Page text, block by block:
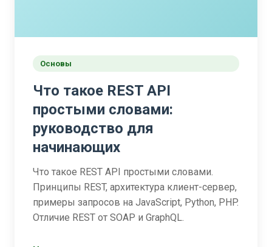
Основы
Что такое REST API
простыми словами:
руководство для
начинающих
Что такое REST API простыми словами.
Принципы REST, архитектура клиент-сервер,
примеры запросов на JavaScript, Python, PHP.
Отличие REST от SOAP и GraphQL.